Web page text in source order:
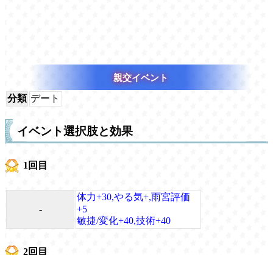
親交イベント
分類 デート
イベント選択肢と効果
1回目
-
体力+30,やる気+,雨宮評価
+5
敏捷/変化+40,技術+40
2回目